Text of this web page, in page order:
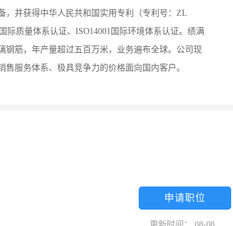
，并获得中华人民共和国实用专利（专利号：ZL
际质量体系认证、ISO14001国际环境体系认证。绩满
钢筋，年产量超过五百万米，业务遍布全球。公司现
服务体系、极具竞争力的价格面向国内客户。
申请职位